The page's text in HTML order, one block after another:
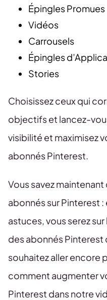
Épingles Promues
Vidéos
Carrousels
Épingles
Stories
Choisissez ceux qui
objectifs et lancez-
visibilité et maximisez
abonnés Pinterest.
Vous savez
abonnés sur Pinterest
astuces, vous serez
des abonnés Pinterest
souhaitez aller encore
comment augmenter
Pinterest dans notre